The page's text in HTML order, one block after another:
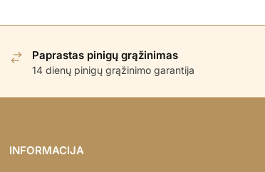
Paprastas pinigų grąžinimas
14 dienų pinigų grąžinimo garantija
INFORMACIJA